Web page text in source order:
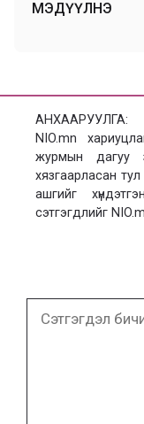
МЭДҮҮЛНЭ
АНХААРУУЛГА:
NIO.mn
журмын дагуу
хязгаарласан
ашгийг
сэтгэгдлийг
бичих